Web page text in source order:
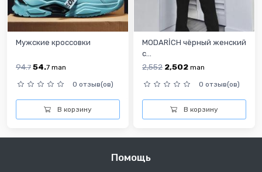
Мужские кроссовки
94.7 54.7 man
0 отзыв(ов)
В корзину
MODARİCH чёрный женский
с...
2,552 2,502 man
0 отзыв(ов)
В корзину
Помощь